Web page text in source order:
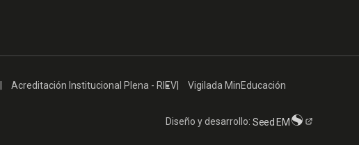
Acreditación Institucional Plena - RIEV Vigilada MinEducación
Diseño y desarrollo: Seed EM